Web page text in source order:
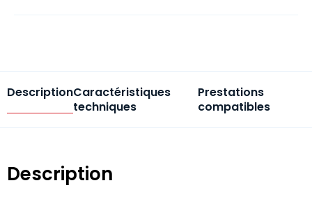
DescriptionCaractéristiques
techniques
Prestations
compatibles
Description